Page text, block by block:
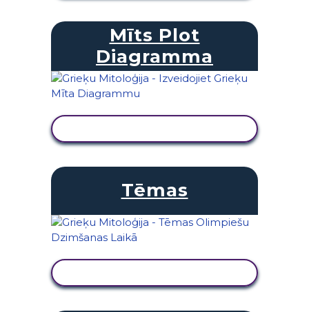
Mīts Plot
Diagramma
Tēmas